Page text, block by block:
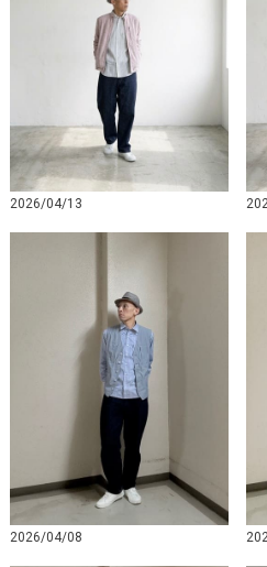
2026/04/13
2026/04/08